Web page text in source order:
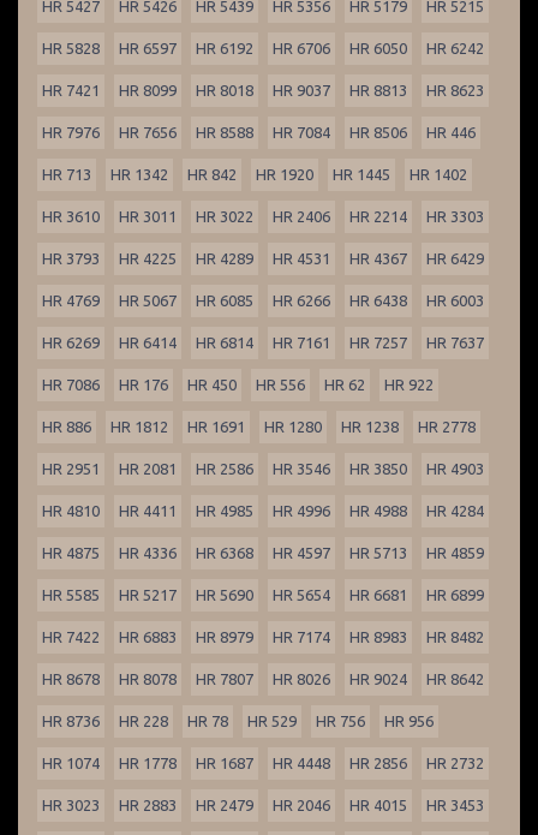
HR 5427 HR 5426 HR 5439 HR 5356 HR 5179 HR 5215
HR 5828 HR 6597 HR 6192 HR 6706 HR 6050 HR 6242
HR 7421 HR 8099 HR 8018 HR 9037 HR 8813 HR 8623
HR 7976 HR 7656 HR 8588 HR 7084 HR 8506 HR 446
HR 713 HR 1342 HR 842 HR 1920 HR 1445 HR 1402
HR 3610 HR 3011 HR 3022 HR 2406 HR 2214 HR 3303
HR 3793 HR 4225 HR 4289 HR 4531 HR 4367 HR 6429
HR 4769 HR 5067 HR 6085 HR 6266 HR 6438 HR 6003
HR 6269 HR 6414 HR 6814 HR 7161 HR 7257 HR 7637
HR 7086 HR 176 HR 450 HR 556 HR 62 HR 922
HR 886 HR 1812 HR 1691 HR 1280 HR 1238 HR 2778
HR 2951 HR 2081 HR 2586 HR 3546 HR 3850 HR 4903
HR 4810 HR 4411 HR 4985 HR 4996 HR 4988 HR 4284
HR 4875 HR 4336 HR 6368 HR 4597 HR 5713 HR 4859
HR 5585 HR 5217 HR 5690 HR 5654 HR 6681 HR 6899
HR 7422 HR 6883 HR 8979 HR 7174 HR 8983 HR 8482
HR 8678 HR 8078 HR 7807 HR 8026 HR 9024 HR 8642
HR 8736 HR 228 HR 78 HR 529 HR 756 HR 956
HR 1074 HR 1778 HR 1687 HR 4448 HR 2856 HR 2732
HR 3023 HR 2883 HR 2479 HR 2046 HR 4015 HR 3453